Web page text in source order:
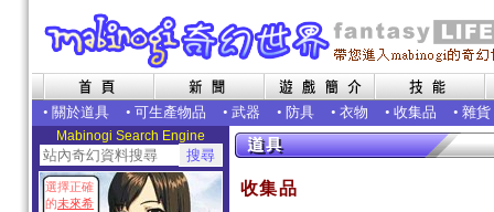
• 關於道具 • 可生產物品 • 武器 • 防具 • 衣物 • 收集品 • 雜貨
Mabinogi Search Engine
選擇正確
的未來希
收集品